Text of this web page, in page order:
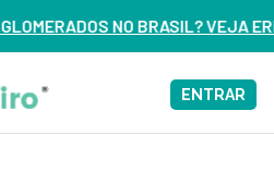
ERROS DE 3 DELES –
ENTRAR